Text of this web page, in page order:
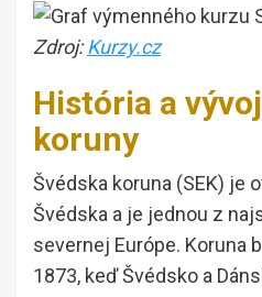
Zdroj:Kurzy.cz
História a
koruny
Švédska koruna (SEK) je
Švédska a je jednou z
severnej Európe. Koruna
1873, keď Švédsko a